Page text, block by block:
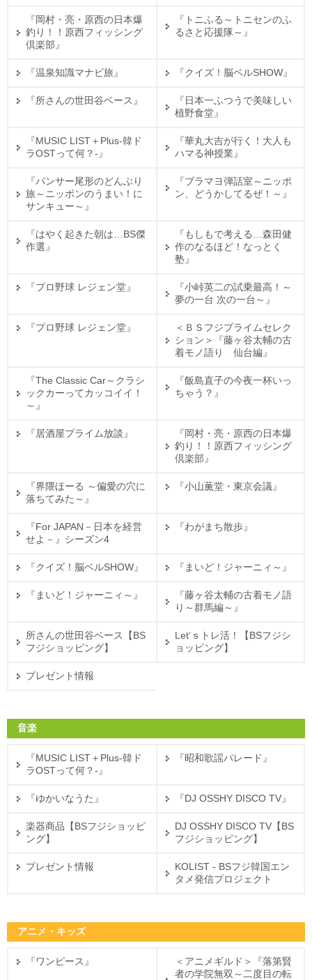
『岡村・亮・原西の日本爆
釣り！！原西フィッシング
倶楽部』
『トニふる～トニセンのふ
るさと応援隊～』
『温泉知識マナビ旅』 『クイズ！脳ベルSHOW』
『所さんの世田谷ベース』
『日本一ふつうで美味しい
植野食堂』
『MUSIC LIST＋Plus-韓ド
ラOSTって何？-』
『華丸大吉が行く！大人も
ハマる神授業』
『パンサー尾形のどんぶり
旅～ニッポンのうまい！に
サンキュー～』
『ブラマヨ弾話室～ニッポ
ン、どうかしてるぜ！～』
『はやく起きた朝は…BS傑
作選』
『もしもで考える…森田健
作のなるほど！なっとく
塾』
『プロ野球 レジェン堂』
『小峠英二の試乗最高！～
夢の一台 次の一台～』
『プロ野球 レジェン堂』
＜ＢＳフジプライムセレク
ション＞『藤ヶ谷太輔の古
着モノ語り 仙台編』
『The Classic Car～クラシ
ックカーってカッコイイ！
～』
『飯島直子の今夜一杯いっ
ちゃう？』
『居酒屋プライム放談』
『岡村・亮・原西の日本爆
釣り！！原西フィッシング
倶楽部』
『界隈ほーる ～偏愛の穴に
落ちてみた～』
『小山薫堂・東京会議』
『For JAPAN－日本を経営
せよ－』シーズン4
『わがまち散歩』
『クイズ！脳ベルSHOW』 『まいど！ジャーニィ～』
『まいど！ジャーニィ～』
『藤ヶ谷太輔の古着モノ語
り～群馬編～』
所さんの世田谷ベース【BS
フジショッピング】
Let‘ｓトレ活！【BSフジシ
ョッピング】
プレゼント情報
音楽
『MUSIC LIST＋Plus-韓ド
ラOSTって何？-』
『昭和歌謡パレード』
『ゆかいなうた』 『DJ OSSHY DISCO TV』
楽器商品【BSフジショッピ
ング】
DJ OSSHY DISCO TV【BS
フジショッピング】
プレゼント情報
KOLIST - BSフジ韓国エン
タメ発信プロジェクト
アニメ・キッズ
『ワンピース』
＜アニメギルド＞『落第賢
者の学院無双～二度目の転